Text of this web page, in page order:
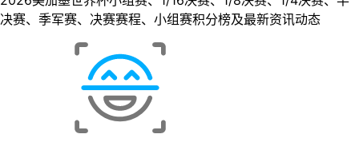
决赛、季军赛、决赛赛程、小组赛积分榜及最新资讯动态